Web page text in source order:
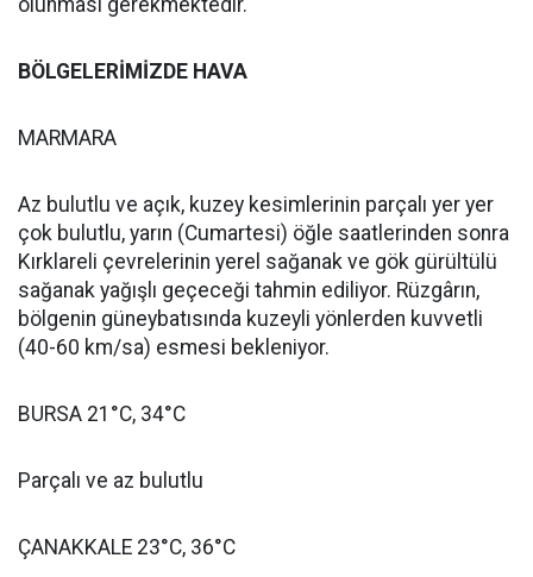
olunması gerekmektedir.
BÖLGELERİMİZDE HAVA
MARMARA
Az bulutlu ve açık, kuzey kesimlerinin parçalı yer yer
çok bulutlu, yarın (Cumartesi) öğle saatlerinden sonra
Kırklareli çevrelerinin yerel sağanak ve gök gürültülü
sağanak yağışlı geçeceği tahmin ediliyor. Rüzgârın,
bölgenin güneybatısında kuzeyli yönlerden kuvvetli
(40-60 km/sa) esmesi bekleniyor.
BURSA 21°C, 34°C
Parçalı ve az bulutlu
ÇANAKKALE 23°C, 36°C